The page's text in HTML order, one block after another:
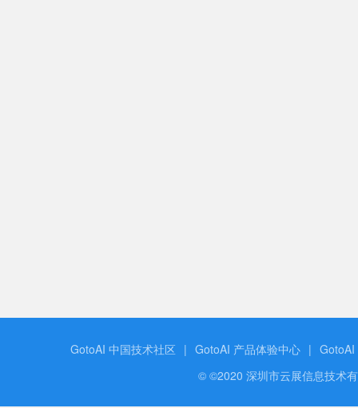
GotoAI 中国技术社区 | GotoAI 产品体验中心 | GotoAI
© ©2020 深圳市云展信息技术